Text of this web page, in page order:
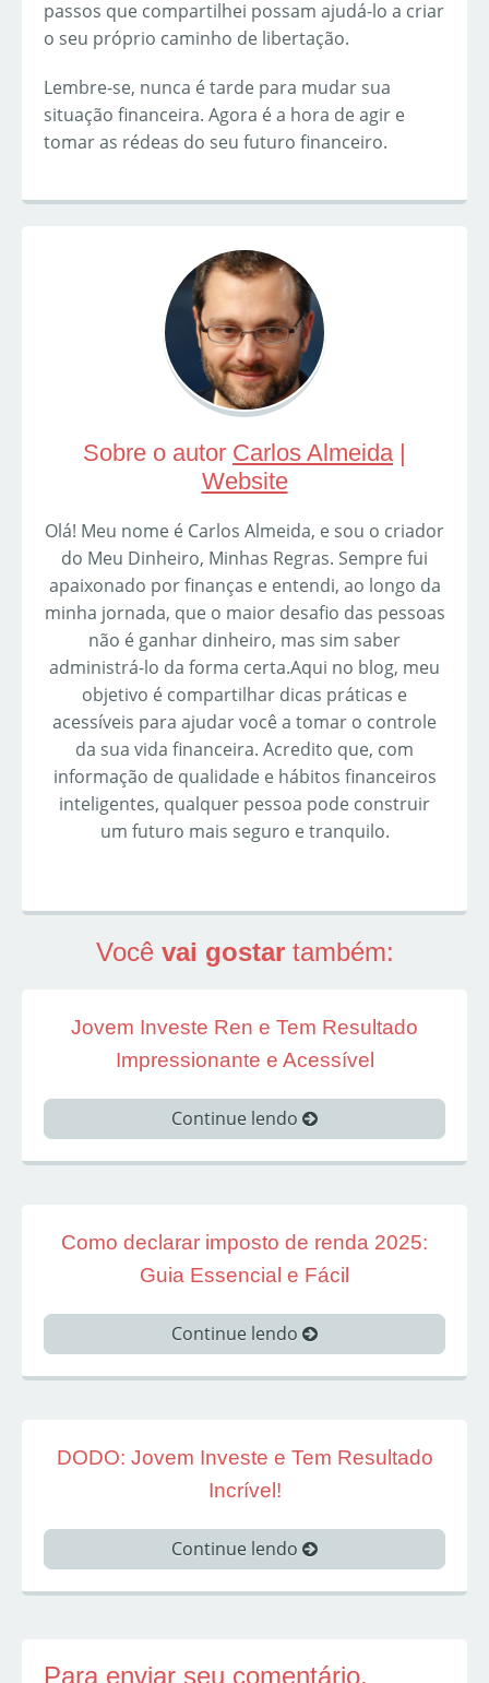
passos que compartilhei possam ajudá-lo a criar
o seu próprio caminho de libertação.
Lembre-se, nunca é tarde para mudar sua
situação financeira. Agora é a hora de agir e
tomar as rédeas do seu futuro financeiro.
Sobre o autor Carlos Almeida|
Website
Olá! Meu nome é Carlos Almeida, e sou o criador
do Meu Dinheiro, Minhas Regras. Sempre fui
apaixonado por finanças e entendi, ao longo da
minha jornada, que o maior desafio das pessoas
não é ganhar dinheiro, mas sim saber
administrá-lo da forma certa.Aqui no blog, meu
objetivo é compartilhar dicas práticas e
acessíveis para ajudar você a tomar o controle
da sua vida financeira. Acredito que, com
informação de qualidade e hábitos financeiros
inteligentes, qualquer pessoa pode construir
um futuro mais seguro e tranquilo.
Você vai gostartambém:
Jovem Investe Ren e Tem Resultado
Impressionante e Acessível
Continue lendo
Como declarar imposto de renda 2025:
Guia Essencial e Fácil
Continue lendo
DODO: Jovem Investe e Tem Resultado
Incrível!
Continue lendo
Para enviar seu comentário,